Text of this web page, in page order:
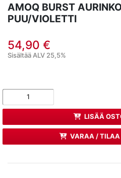
AMOQ BURST
PUU/VIOLETTI
54,90 €
Sisältää ALV 25,5%
LISÄÄ
VARAA /